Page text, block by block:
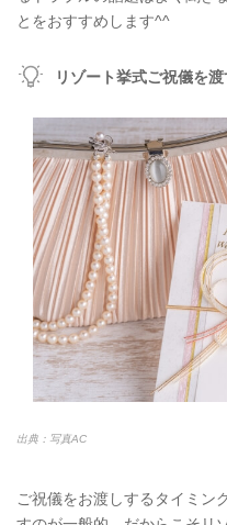
とをおすすめします^^
リゾート挙式ご祝儀を
出典：写真AC
ご祝儀をお渡しするタイミン